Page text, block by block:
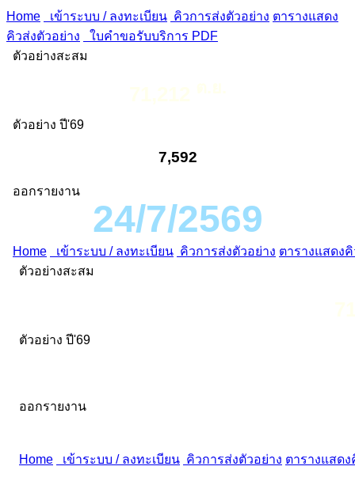
Home เข้าระบบ / ลงทะเบียน คิวการส่งตัวอย่าง ตารางแสดง
คิวส่งตัวอย่าง
ใบคำขอรับบริการ PDF
ตัวอย่างสะสม
ตัวอย่าง ปี'69
7,592
ออกรายงาน
24/7/2569